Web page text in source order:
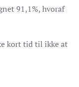
91,1%, hvoraf
kort tid til ikke at